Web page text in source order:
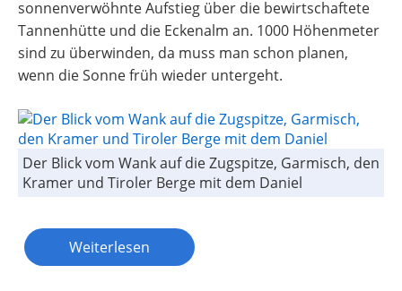
sonnenverwöhnte Aufstieg über die bewirtschaftete
Tannenhütte und die Eckenalm an. 1000 Höhenmeter
sind zu überwinden, da muss man schon planen,
wenn die Sonne früh wieder untergeht.
Der Blick vom Wank auf die Zugspitze, Garmisch, den
Kramer und Tiroler Berge mit dem Daniel
Weiterlesen